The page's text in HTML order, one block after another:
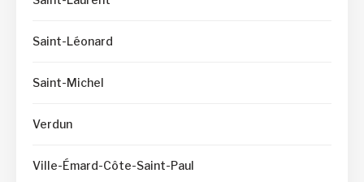
Saint-Léonard
Saint-Michel
Verdun
Ville-Émard-Côte-Saint-Paul